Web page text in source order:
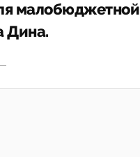
малобюджетной
Дина.